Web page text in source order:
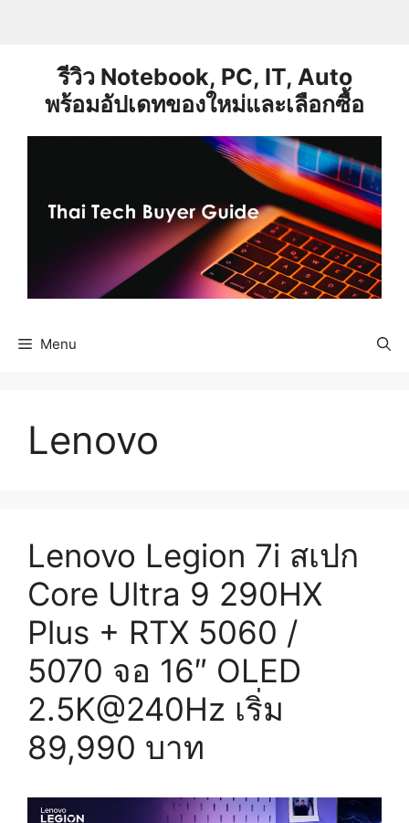
รีวิว Notebook, PC, IT, Auto
พร้อมอัปเดทของใหม่และเลือกซื้อ
Menu
Lenovo
Lenovo Legion 7i สเปก
Core Ultra 9 290HX
Plus + RTX 5060 /
5070 จอ 16″ OLED
2.5K@240Hz เริ่ม
89,990 บาท